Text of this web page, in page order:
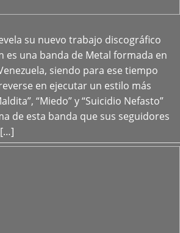
su nuevo trabajo discográfico
es una banda de Metal formada en
siendo para ese tiempo
en ejecutar un estilo más
“Miedo” y “Suicidio Nefasto”
de esta banda que sus seguidores
+